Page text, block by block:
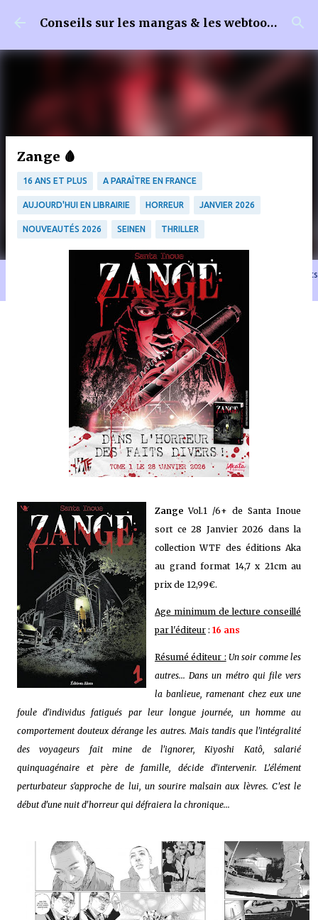
Accéder au contenu principal Conseils sur les mangas & les webtoons
🐈‍⬛ En tant que Partenaire Amazon, je réalise un bénéfice sur les achats
remplissant les conditions requises quand vous achetez sur Amazon.fr
Zange 🩸
16 ANS ET PLUS A PARAÎTRE EN FRANCE
AUJOURD'HUI EN LIBRAIRIE HORREUR JANVIER 2026
NOUVEAUTÉS 2026 SEINEN THRILLER
Zange Vol.1 /6+ de Santa Inoue
sort ce 28 Janvier 2026 dans la
collection WTF des éditions Aka
au grand format 14,7 x 21cm au
prix de 12,99€.
Age minimum de lecture conseillé
par l'éditeur : 16 ans
Résumé éditeur : Un soir comme les
autres... Dans un métro qui file vers
la banlieue, ramenant chez eux une
foule d'individus fatigués par leur longue journée, un homme au
comportement douteux dérange les autres. Mais tandis que l'intégralité
des voyageurs fait mine de l'ignorer, Kiyoshi Katô, salarié
quinquagénaire et père de famille, décide d'intervenir. L'élément
perturbateur s'approche de lui, un sourire malsain aux lèvres. C'est le
début d'une nuit d'horreur qui défraiera la chronique...